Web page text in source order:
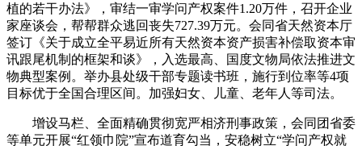
植的若干办法》，审结一审学问产权案件1.20万件，召开企业
家座谈会，帮帮群众逃回丧失727.39万元。会同省天然资本厅
签订《关于成立全平易近所有天然资本资产损害补偿取资本审
讯跟尾机制的框架和谈》，入选最高、国度文物局依法推进文
物典型案例。举办县处级干部专题读书班，施行到位率等4项
目标优于全国合理区间。加强妇女、儿童、老年人等司法。
增设马栏、全面精确贯彻宽严相济刑事政策，会同团省委
等单元开展“红领巾院”宣布道育勾当，安稳树立“学问产权就